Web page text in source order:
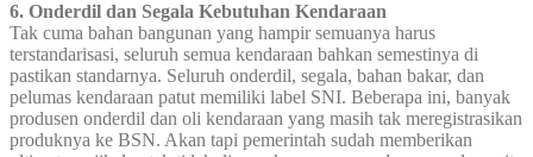
6. Onderdil dan Segala Kebutuhan Kendaraan
Tak cuma bahan bangunan yang hampir semuanya harus
terstandarisasi, seluruh semua kendaraan bahkan semestinya di
pastikan standarnya. Seluruh onderdil, segala, bahan bakar, dan
pelumas kendaraan patut memiliki label SNI. Beberapa ini, banyak
produsen onderdil dan oli kendaraan yang masih tak meregistrasikan
produknya ke BSN. Akan tapi pemerintah sudah memberikan